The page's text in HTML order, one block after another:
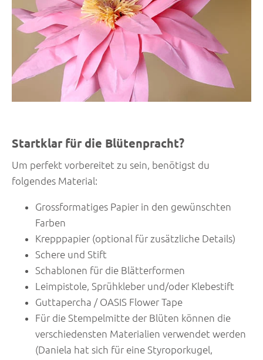
Startklar für die Blütenpracht?
Um perfekt vorbereitet zu sein, benötigst du
folgendes Material:
Grossformatiges Papier in den gewünschten
Farben
Krepppapier (optional für zusätzliche Details)
Schere und Stift
Schablonen für die Blätterformen
Leimpistole, Sprühkleber und/oder Klebestift
Guttapercha / OASIS Flower Tape
Für die Stempelmitte der Blüten können die
verschiedensten Materialien verwendet werden
(Daniela hat sich für eine Styroporkugel,